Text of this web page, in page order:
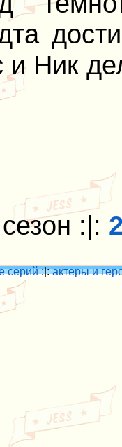
Ник
:|:
серий:|:актеры и